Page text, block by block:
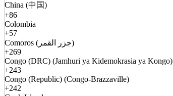
China (中国)
+86
Colombia
+57
Comoros (جزر القمر)
+269
Congo (DRC) (Jamhuri ya Kidemokrasia ya Kongo)
+243
Congo (Republic) (Congo-Brazzaville)
+242